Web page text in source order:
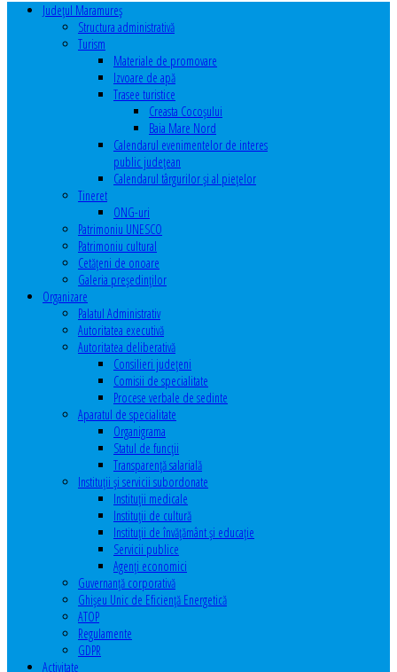
Judeţul Maramureş
Structura administrativă
Turism
Materiale de promovare
Izvoare de apă
Trasee turistice
Creasta Cocoșului
Baia Mare Nord
Calendarul evenimentelor de interes
public judeţean
Calendarul târgurilor şi al pieţelor
Tineret
ONG-uri
Patrimoniu UNESCO
Patrimoniu cultural
Cetăţeni de onoare
Galeria președinților
Organizare
Palatul Administrativ
Autoritatea executivă
Autoritatea deliberativă
Consilieri judeţeni
Comisii de specialitate
Procese verbale de sedinte
Aparatul de specialitate
Organigrama
Statul de funcții
Transparență salarială
Instituţii şi servicii subordonate
Instituţii medicale
Instituţii de cultură
Instituţii de învăţământ şi educaţie
Servicii publice
Agenţi economici
Guvernanță corporativă
Ghişeu Unic de Eficienţă Energetică
ATOP
Regulamente
GDPR
Activitate